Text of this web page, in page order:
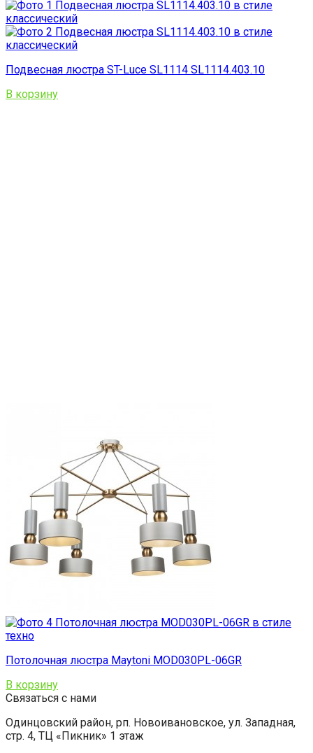
Подвесная люстра ST-Luce SL1114 SL1114.403.10
В корзину
Потолочная люстра Maytoni MOD030PL-06GR
В корзину
Связаться с нами
Одинцовский район, рп. Новоивановское, ул. Западная,
стр. 4, ТЦ «Пикник» 1 этаж